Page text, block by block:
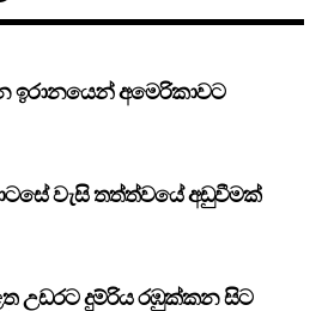
අමෙරිකාවට
වැසි තත්ත්වයේ අඩුවීමක්
උඩරට දුම්රිය රඹුක්කන සිට